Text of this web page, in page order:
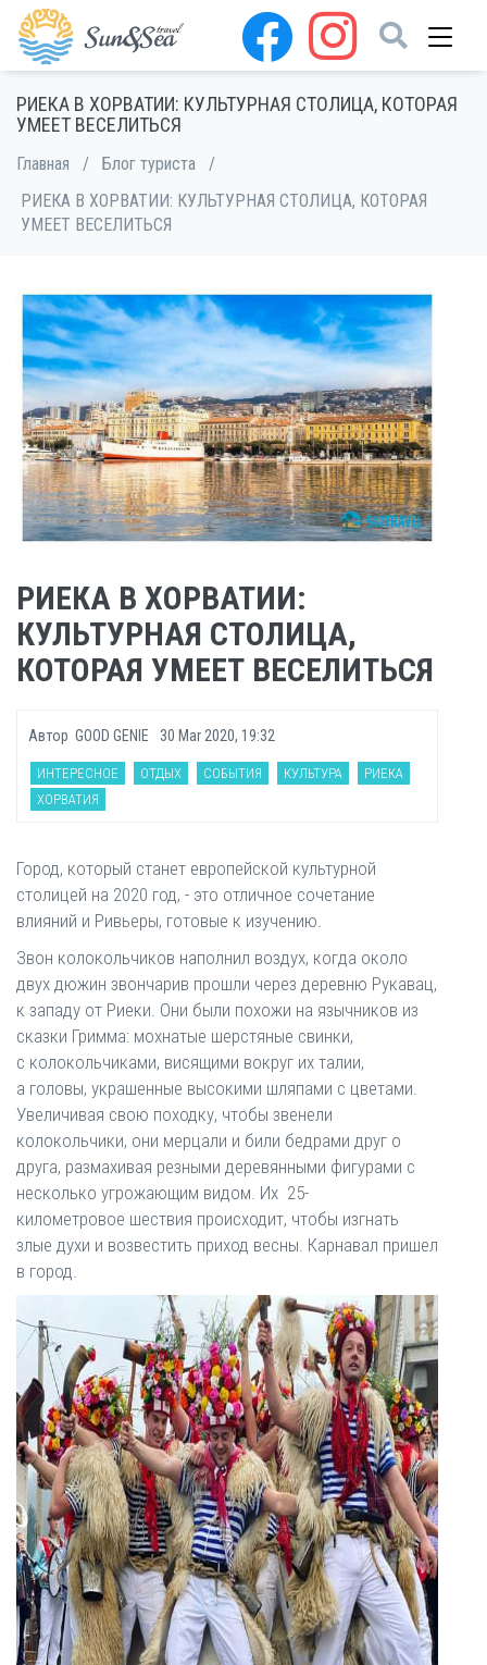
РИЕКА В ХОРВАТИИ: КУЛЬТУРНАЯ СТОЛИЦА, КОТОРАЯ
УМЕЕТ ВЕСЕЛИТЬСЯ
Главная / Блог туриста
/
РИЕКА В ХОРВАТИИ: КУЛЬТУРНАЯ СТОЛИЦА, КОТОРАЯ
УМЕЕТ ВЕСЕЛИТЬСЯ
РИЕКА В ХОРВАТИИ:
КУЛЬТУРНАЯ СТОЛИЦА,
КОТОРАЯ УМЕЕТ ВЕСЕЛИТЬСЯ
Автор GOOD GENIE 30 Mar 2020, 19:32
ИНТЕРЕСНОЕ ОТДЫХ СОБЫТИЯ КУЛЬТУРА
РИЕКА
ХОРВАТИЯ
Город, который станет европейской культурной
столицей на 2020 год, - это отличное сочетание
влияний и Ривьеры, готовые к изучению.
Звон колокольчиков наполнил воздух, когда около
двух дюжин звончарив прошли через деревню Рукавац,
к западу от Риеки. Они были похожи на язычников из
сказки Гримма: мохнатые шерстяные свинки,
с колокольчиками, висящими вокруг их талии,
а головы, украшенные высокими шляпами с цветами.
Увеличивая свою походку, чтобы звенели
колокольчики, они мерцали и били бедрами друг о
друга, размахивая резными деревянными фигурами с
несколько угрожающим видом. Их 25-
километровое шествия происходит, чтобы изгнать
злые духи и возвестить приход весны. Карнавал пришел
в город.